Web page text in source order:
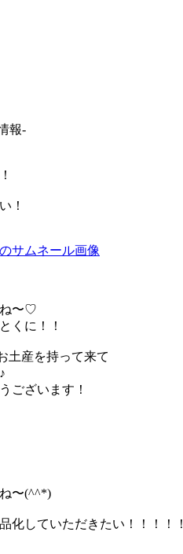
報-
！
ね〜♡
くに！！
土産を持って来て
ございます！
〜(^^*)
化していただきたい！！！！！